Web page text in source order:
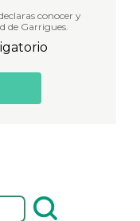
conocer y
de Garrigues.